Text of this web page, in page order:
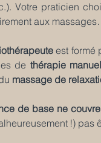
Votre praticien
aux
est formé
de thérapie
massage de
de base ne
!) pas